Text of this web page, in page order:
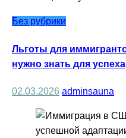
Без рубрики
Льготы для
нужно знать для успеха
02.03.2026 adminsauna